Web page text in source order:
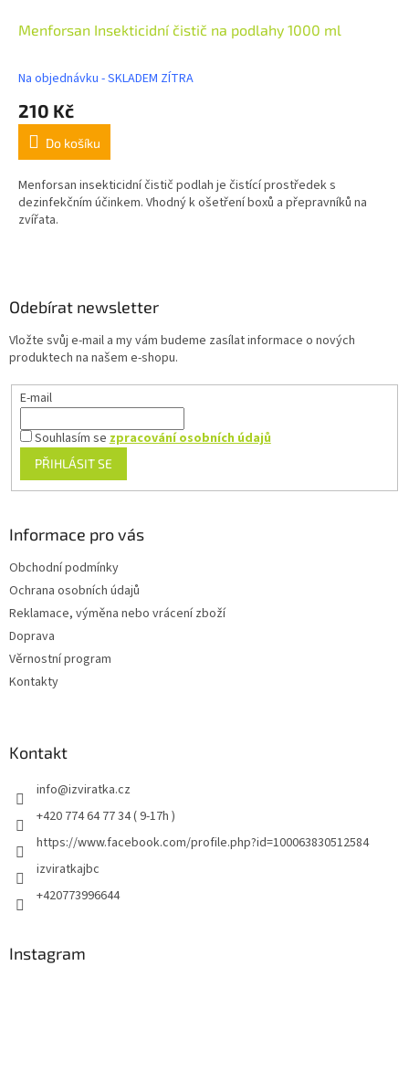
Menforsan Insekticidní čistič na podlahy 1000 ml
Na objednávku - SKLADEM ZÍTRA
210 Kč
Do košíku
Menforsan insekticidní čistič podlah je čistící prostředek s
dezinfekčním účinkem. Vhodný k ošetření boxů a přepravníků na
zvířata.
Odebírat newsletter
Vložte svůj e-mail a my vám budeme zasílat informace o nových
produktech na našem e-shopu.
E-mail
Souhlasím sezpracování osobních údajů
PŘIHLÁSIT SE
Informace pro vás
Obchodní podmínky
Ochrana osobních údajů
Reklamace, výměna nebo vrácení zboží
Doprava
Věrnostní program
Kontakty
Kontakt
info@izviratka.cz
+420 774 64 77 34 ( 9-17h )
https://www.facebook.com/profile.php?id=100063830512584
izviratkajbc
+420773996644
Instagram